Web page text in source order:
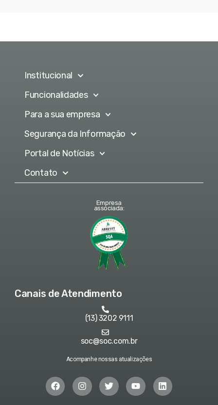
Institucional
Funcionalidades
Para a sua empresa
Segurança da Informação
Portal de Notícias
Contato
Empresa
associada:
Canais de Atendimento
(13) 3202 9111
soc@soc.com.br
Acompanhe nossas atualizações